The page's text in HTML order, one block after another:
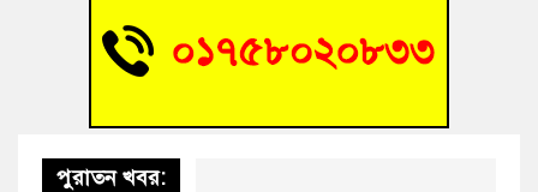
আহত শিক্ষার্থীদের দেখতে গিয়ে মেডিকেলের ক্যান্টিনে অবরুদ্ধ জবি
পুরাতন খবর: